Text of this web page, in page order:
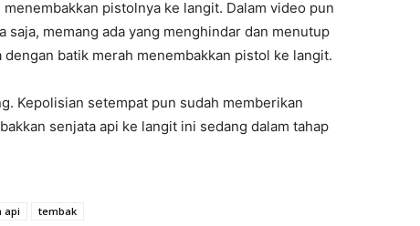
pistolnya ke langit. Dalam video pun
memang ada yang menghindar dan menutup
batik merah menembakkan pistol ke langit.
Kepolisian setempat pun sudah memberikan
senjata api ke langit ini sedang dalam tahap
api tembak